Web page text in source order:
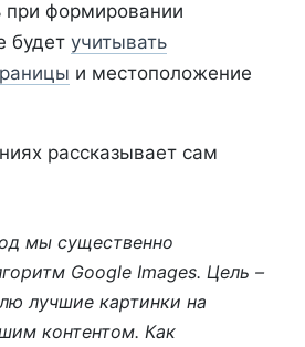
при формировании
будет учитывать
и местоположение
рассказывает сам
мы существенно
Google Images. Цель –
лучшие картинки на
контентом. Как